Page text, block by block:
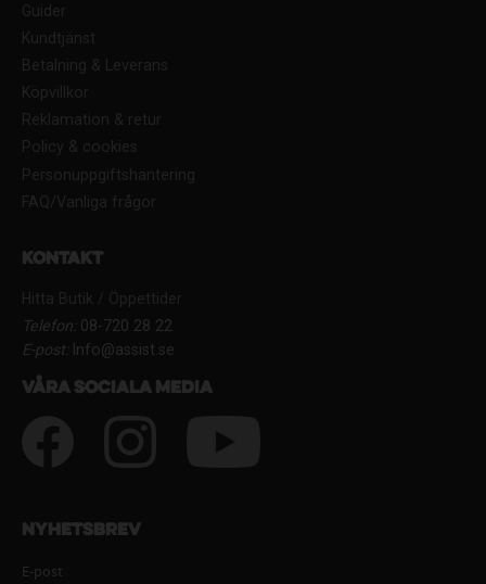
Guider
Kundtjänst
Betalning & Leverans
Köpvillkor
Reklamation & retur
Policy & cookies
Personuppgiftshantering
FAQ/Vanliga frågor
Kontakt
Hitta Butik / Öppettider
Telefon:08-720 28 22
E-post:Info@assist.se
Våra sociala media
Nyhetsbrev
E-post